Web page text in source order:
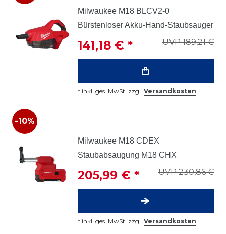
Milwaukee M18 BLCV2-0
Bürstenloser Akku-Hand-Staubsauger
UVP 189,21 €
141,18 € *
* inkl. ges. MwSt. zzgl. Versandkosten
-10%
Milwaukee M18 CDEX
Staubabsaugung M18 CHX
UVP 230,86 €
205,99 € *
* inkl. ges. MwSt. zzgl. Versandkosten